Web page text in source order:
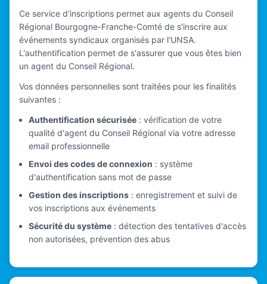
Ce service d'inscriptions permet aux agents du Conseil
Régional Bourgogne-Franche-Comté de s'inscrire aux
événements syndicaux organisés par l'UNSA.
L'authentification permet de s'assurer que vous êtes bien
un agent du Conseil Régional.
Vos données personnelles sont traitées pour les finalités
suivantes :
Authentification sécurisée : vérification de votre
qualité d'agent du Conseil Régional via votre adresse
email professionnelle
Envoi des codes de connexion : système
d'authentification sans mot de passe
Gestion des inscriptions : enregistrement et suivi de
vos inscriptions aux événements
Sécurité du système : détection des tentatives d'accès
non autorisées, prévention des abus